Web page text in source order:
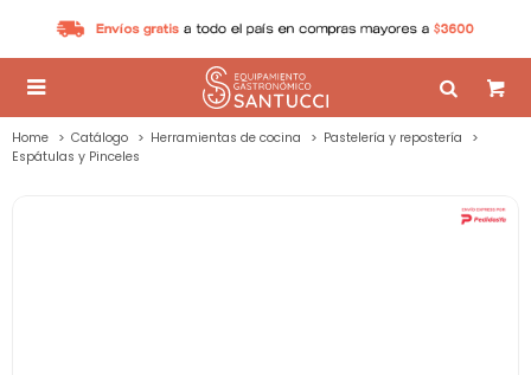

Home Catálogo Herramientas de cocina
Pastelería y repostería
Espátulas y Pinceles